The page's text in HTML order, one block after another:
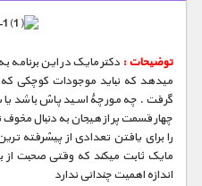
توضیحات : دکتر مایک در این برنامه
میدهد که نباید موجودات کوچکی
گرفت . چه مورچۀ اسید پاش باشد یا
چهار قسمت پر از هیجان به دنبال
را برای یافتن تعدادی از پیشرفته
مایک ثابت میکند که وقتی صحبت از
اندازه اهمیت چندانی ندارد